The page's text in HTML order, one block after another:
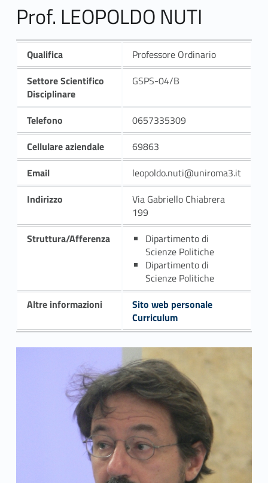
Prof. LEOPOLDO NUTI
Qualifica
Professore Ordinario
Settore Scientifico
Disciplinare
GSPS-04/B
Telefono
0657335309
Cellulare aziendale
69863
Email
leopoldo.nuti@uniroma3.it
Indirizzo
Via Gabriello Chiabrera
199
Struttura/Afferenza
Dipartimento di
Scienze Politiche
Dipartimento di
Scienze Politiche
Altre informazioni
Sito web personale
Curriculum